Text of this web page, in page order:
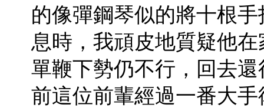
的像彈鋼琴似的將十根
息時，我頑皮地質疑他
單鞭下勢仍不行，回去
前這位前輩經過一番大